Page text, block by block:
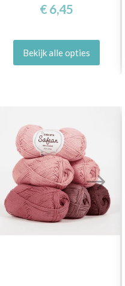
€ 6,45
Bekijk alle opties